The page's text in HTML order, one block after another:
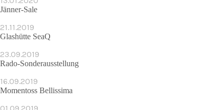
Jänner-Sale
21.11.2019
Glashütte SeaQ
23.09.2019
Rado-Sonderausstellung
16.09.2019
Momentoss Bellissima